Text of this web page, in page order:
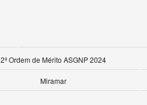
2ª Ordem de Mérito ASGNP 2024
Miramar